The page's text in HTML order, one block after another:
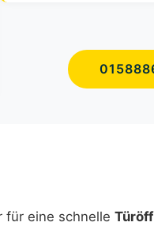
für eine schnelle